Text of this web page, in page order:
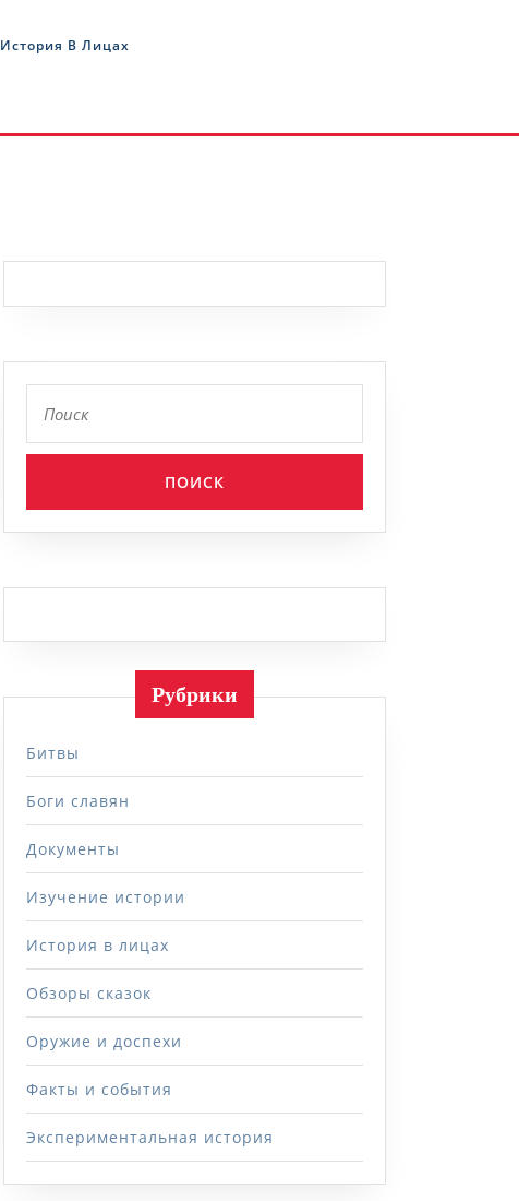
История В Лицах
Рубрики
Битвы
Боги славян
Документы
Изучение истории
История в лицах
Обзоры сказок
Оружие и доспехи
Факты и события
Экспериментальная история